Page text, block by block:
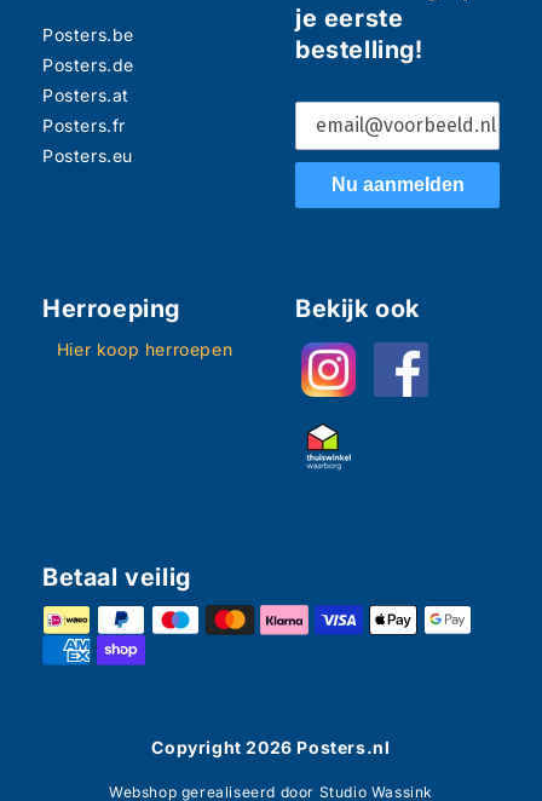
Posters.be
Posters.de
Posters.at
Posters.fr
Posters.eu
je eerste
bestelling!
Nu aanmelden
Herroeping
Hier koop herroepen
Bekijk ook
Betaal veilig
Copyright2026 Posters.nl
Webshop gerealiseerd door Studio Wassink